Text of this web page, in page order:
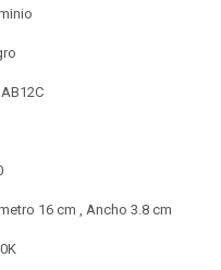
16 cm , Ancho 3.8 cm